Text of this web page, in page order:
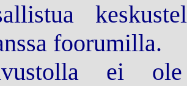
foorumilla.
ei